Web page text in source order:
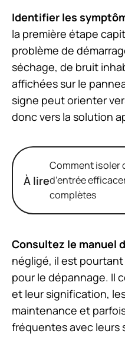
Identifier les
la première étape
problème de
séchage, de bruit
affichées sur le
signe peut orienter
donc vers la solution
À lire
Comment isoler
d’entrée
complètes
Consultez le manuel
négligé, il est
pour le dépannage. Il
et leur signification,
maintenance et
fréquentes avec leurs